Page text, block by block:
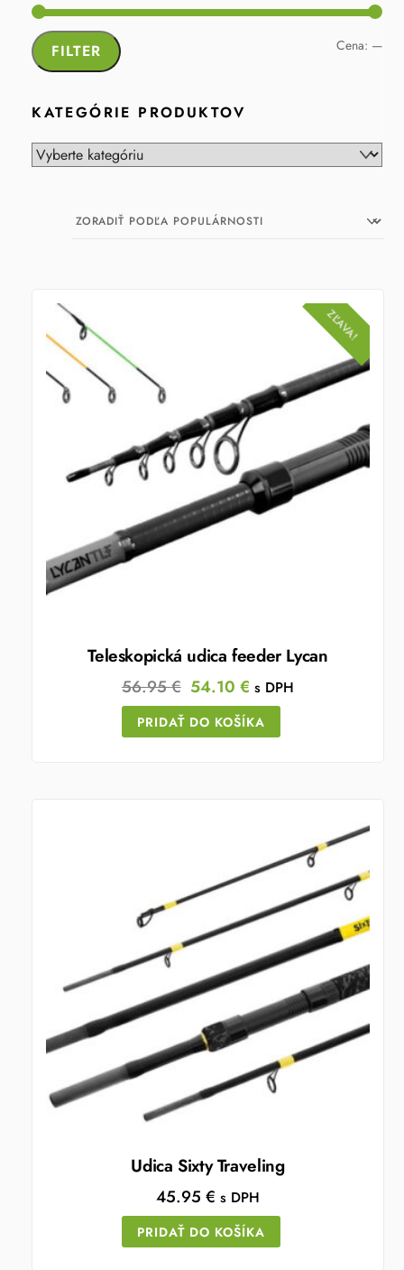
FILTER Cena: —
KATEGÓRIE PRODUKTOV
ZĽAVA!
Teleskopická udica feeder Lycan
56.95€ Original
price
was:
54.10€ Current
price
is:
s DPH
PRIDAŤ DO KOŠÍKA
Udica Sixty Traveling
45.95 € s DPH
PRIDAŤ DO KOŠÍKA